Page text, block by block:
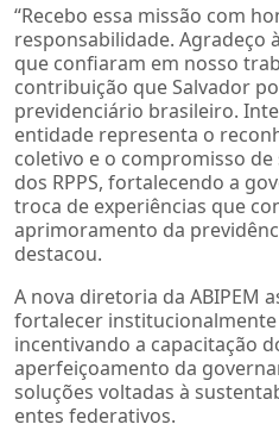
“Recebo essa missão com
responsabilidade. Agradeço
que confiaram em nosso
contribuição que Salvador
previdenciário brasileiro.
entidade representa o
coletivo e o compromisso
dos RPPS, fortalecendo a
troca de experiências que
aprimoramento da
destacou.
A nova diretoria da ABIPEM
fortalecer institucionalmente
incentivando a capacitação
aperfeiçoamento da
soluções voltadas à
entes federativos.